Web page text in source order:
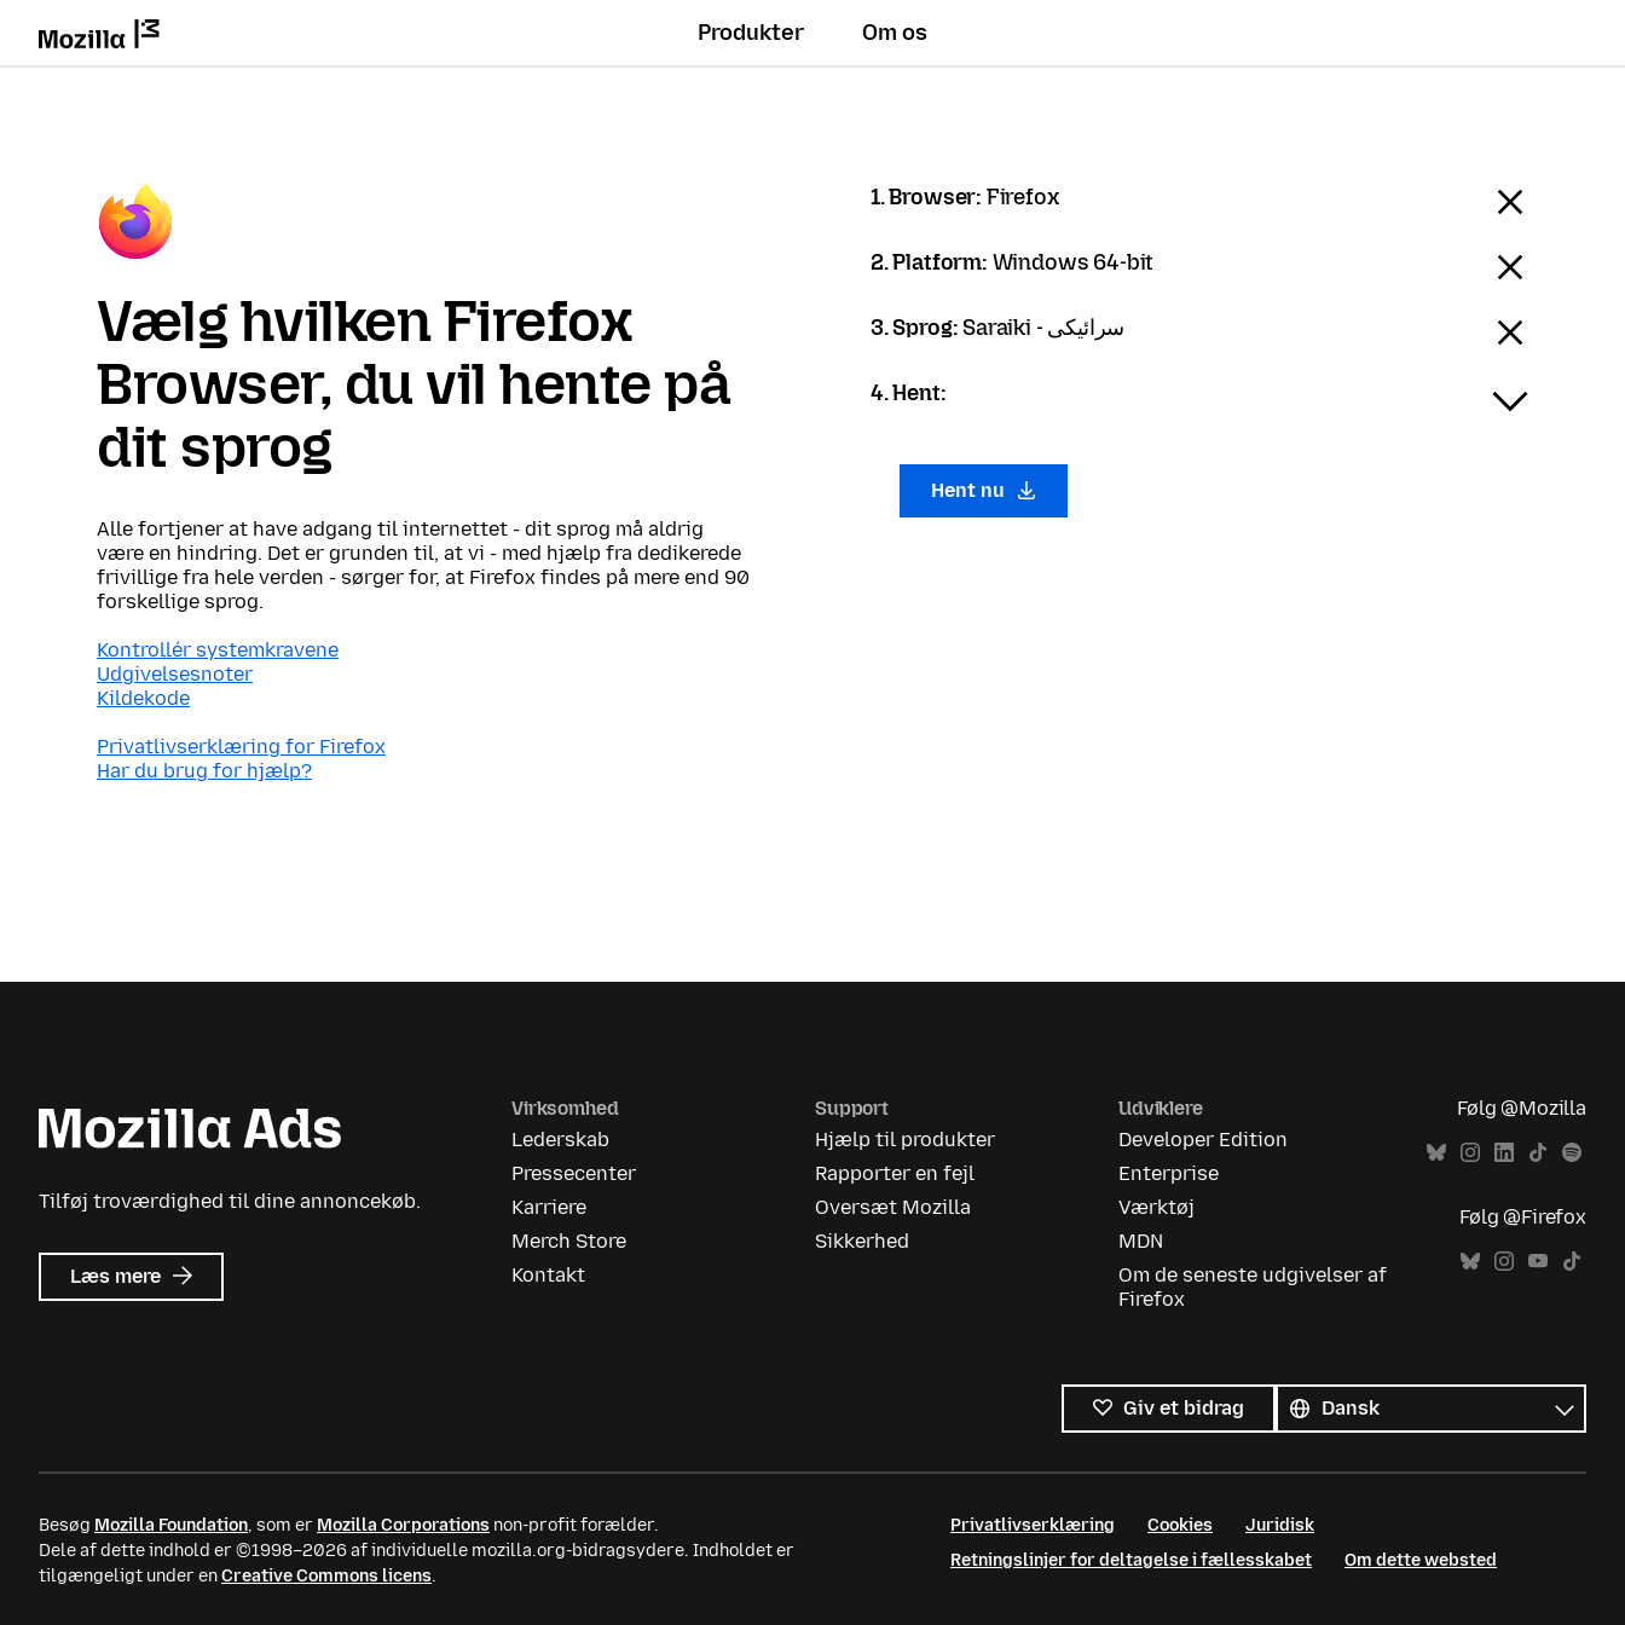
Produkter Om os
Vælg hvilken Firefox
Browser, du vil hente på
dit sprog
Alle fortjener at have adgang til internettet - dit sprog må aldrig
være en hindring. Det er grunden til, at vi - med hjælp fra dedikerede
frivillige fra hele verden - sørger for, at Firefox findes på mere end 90
forskellige sprog.
Kontrollér systemkravene
Udgivelsesnoter
Kildekode
Privatlivserklæring for Firefox
Har du brug for hjælp?
1. Browser: Firefox
2. Platform: Windows 64-bit
3. Sprog: Saraiki - سرائیکی
4. Hent:
Hent nu
Tilføj troværdighed til dine annoncekøb.
Læs mere om
Mozilla
Virksomhed
Lederskab
Pressecenter
Karriere
Merch Store
Kontakt
Support
Hjælp til produkter
Rapporter en fejl
Oversæt Mozilla
Sikkerhed
Udviklere
Developer Edition
Enterprise
Værktøj
MDN
Om de seneste udgivelser af
Firefox
Følg @Mozilla
Følg @Firefox
Giv et bidrag
sprog
Sprog
Besøg Mozilla Foundation, som er Mozilla Corporations non-profit forælder.
Dele af dette indhold er ©1998–2026 af individuelle mozilla.org-bidragsydere. Indholdet er
tilgængeligt under enCreative Commons licens.
Privatlivserklæring Cookies
Juridisk
Retningslinjer for deltagelse i fællesskabet
Om dette websted